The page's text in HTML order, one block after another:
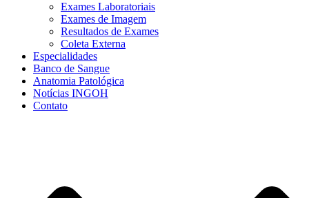
Exames Laboratoriais
Exames de Imagem
Resultados de Exames
Coleta Externa
Especialidades
Banco de Sangue
Anatomia Patológica
Notícias INGOH
Contato